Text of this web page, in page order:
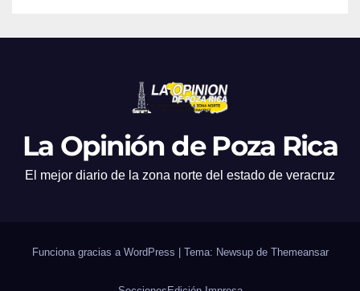
La Opinión de Poza Rica
El mejor diario de la zona norte del estado de veracruz
Funciona gracias a WordPress | Tema: Newsup de Themeansar